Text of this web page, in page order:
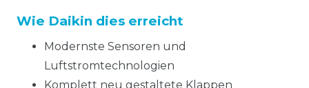
Wie Daikin dies erreicht
Modernste Sensoren und
Luftstromtechnologien
Komplett neu gestaltete Klappen